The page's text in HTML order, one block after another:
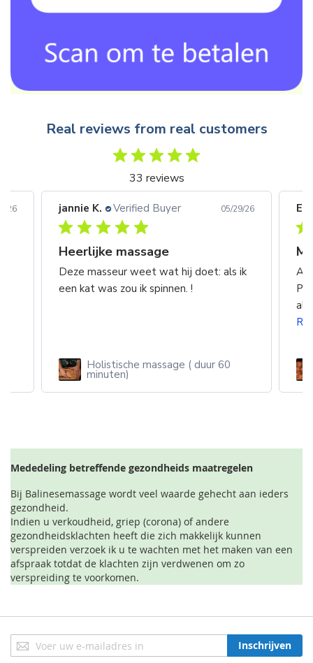
Real reviews from real customers
33 reviews
26 jannie K. Verified Buyer 05/29/26
Heerlijke massage
Deze masseur weet wat hij doet: als ik
een kat was zou ik spinnen. !
Holistische massage ( duur 60
minuten)
Mededeling betreffende gezondheids maatregelen
Bij Balinesemassage wordt veel waarde gehecht aan ieders
gezondheid.
Indien u verkoudheid, griep (corona) of andere
gezondheidsklachten heeft die zich makkelijk kunnen
verspreiden verzoek ik u te wachten met het maken van een
afspraak totdat de klachten zijn verdwenen om zo
verspreiding te voorkomen.
Abonneer
u
Inschrijven